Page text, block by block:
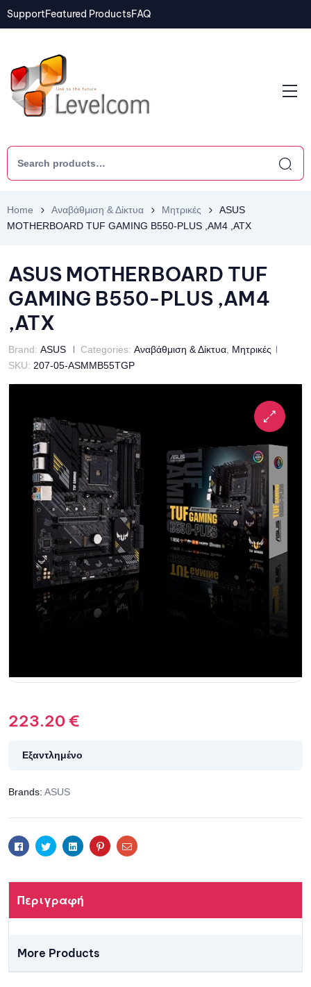
SupportFeatured ProductsFAQ
Home Αναβάθμιση & Δίκτυα Μητρικές
ASUS
MOTHERBOARD TUF GAMING B550-PLUS ,AM4 ,ATX
ASUS MOTHERBOARD TUF
GAMING B550-PLUS ,AM4
,ATX
Brand: ASUS Categories: Αναβάθμιση & Δίκτυα Μητρικές
SKU: 207-05-ASMMB55TGP
223.20€
Εξαντλημένο
Brands: ASUS
FacebookTwitterLinkedinPinterestEmail
Περιγραφή
More Products